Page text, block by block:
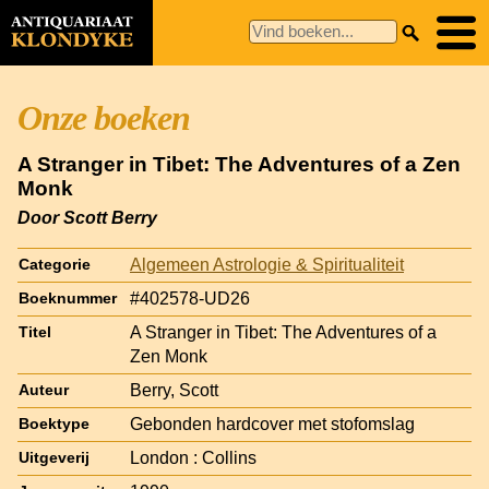
Onze boeken
A Stranger in Tibet: The Adventures of a Zen
Monk
Door Scott Berry
Categorie Algemeen Astrologie & Spiritualiteit
Boeknummer #402578-UD26
Titel
A Stranger in Tibet: The Adventures of a
Zen Monk
Auteur Berry, Scott
Boektype Gebonden hardcover met stofomslag
Uitgeverij London : Collins